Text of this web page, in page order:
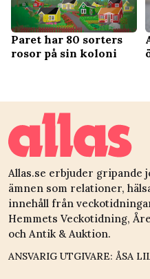
Paret har 80 sorters
rosor på sin koloni
Allas.se erbjuder gripande
ämnen som relationer,
innehåll från
Hemmets Veckotidning,
och Antik & Auktion.
ANSVARIG UTGIVARE: ÅSA